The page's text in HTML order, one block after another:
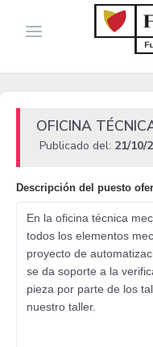
OFICINA
Publicado del: 21/10/
Descripción del puesto
En la oficina técnica
todos los elementos
proyecto de
se da soporte a la
pieza por parte de los
nuestro taller.